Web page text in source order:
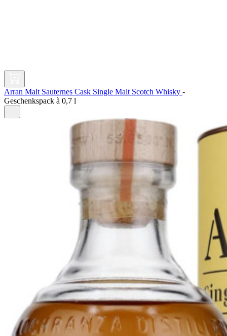
Arran Malt Sauternes Cask Single Malt Scotch Whisky -
Geschenkspack à 0,7 l